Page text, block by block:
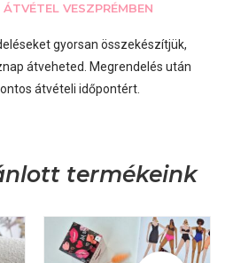
VESZPRÉMBEN
gyorsan összekészítjük,
átveheted. Megrendelés után
átvételi időpontért.
termékeink